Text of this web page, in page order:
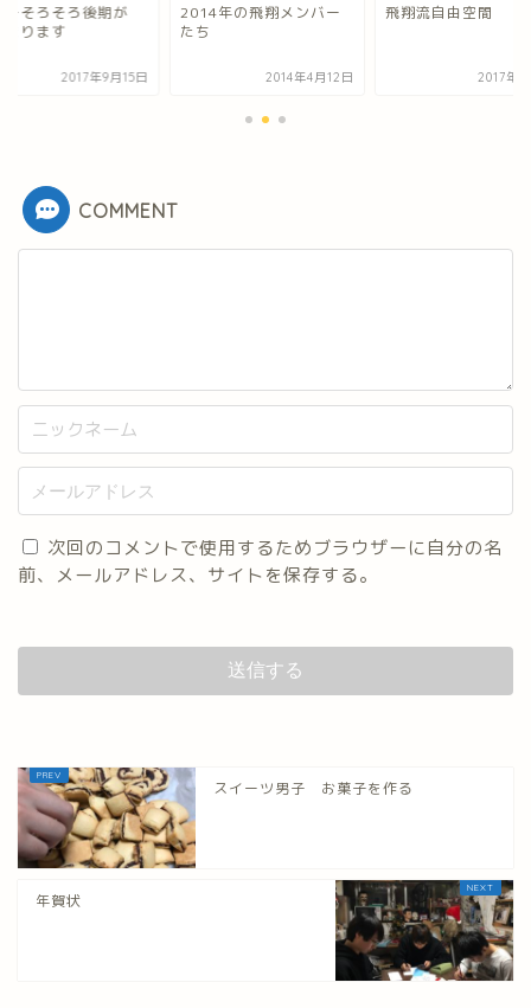
ーそろそろ後期が
まります
2017年9月15日
2014年の飛翔メンバー
たち
2014年4月12日
飛翔流自由空間
2017年4
COMMENT
次回のコメントで使用するためブラウザーに自分の名
前、メールアドレス、サイトを保存する。
スイーツ男子 お菓子を作る
年賀状